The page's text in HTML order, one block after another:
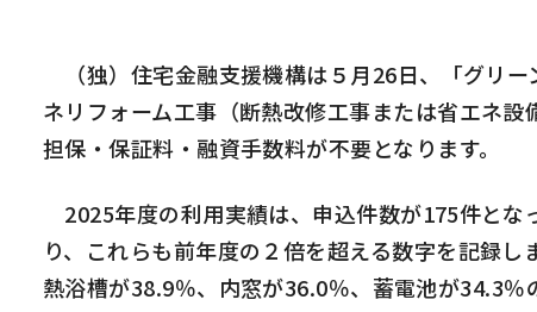
（独）住宅金融支援機構は５月26日、「グリ
ネリフォーム工事（断熱改修工事または省エネ
担保・保証料・融資手数料が不要となります。
2025年度の利用実績は、申込件数が175件とな
り、これらも前年度の２倍を超える数字を記録
熱浴槽が38.9％、内窓が36.0％、蓄電池が34.3％